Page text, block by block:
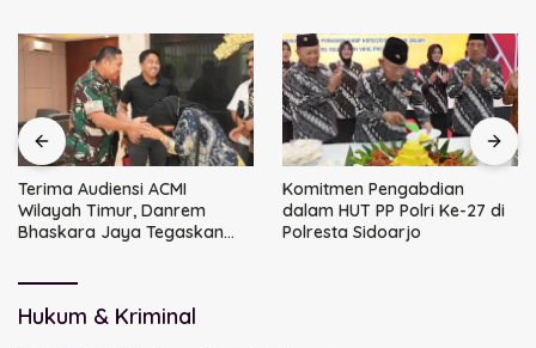
Terima Audiensi ACMI
Wilayah Timur, Danrem
Bhaskara Jaya Tegaskan
Komitmen Pengabdian
dalam HUT PP Polri Ke-27 di
Polresta Sidoarjo
Hukum & Kriminal